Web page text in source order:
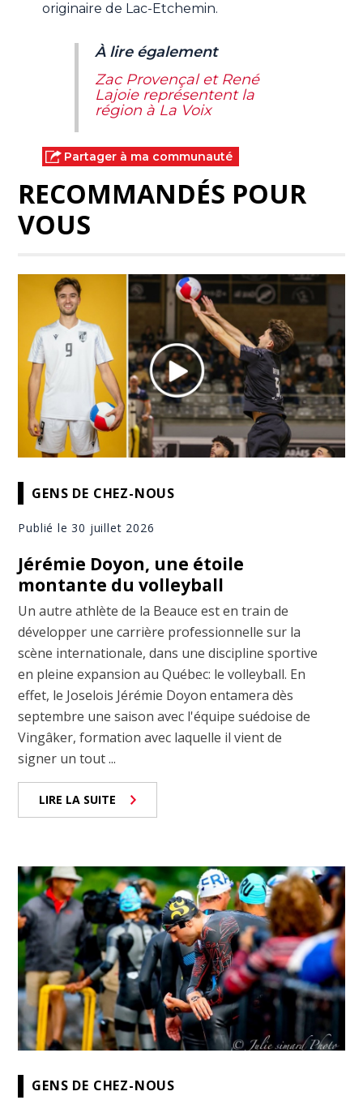
originaire de Lac-Etchemin.
À lire également
Zac Provençal et René
Lajoie représentent la
région à La Voix
Partager à ma communauté
RECOMMANDÉS POUR
VOUS
GENS DE CHEZ-NOUS
Publié le 30 juillet 2026
Jérémie Doyon, une étoile
montante du volleyball
Un autre athlète de la Beauce est en train de
développer une carrière professionnelle sur la
scène internationale, dans une discipline sportive
en pleine expansion au Québec: le volleyball. En
effet, le Joselois Jérémie Doyon entamera dès
septembre une saison avec l'équipe suédoise de
Vingâker, formation avec laquelle il vient de
signer un tout ...
LIRE LA SUITE
GENS DE CHEZ-NOUS